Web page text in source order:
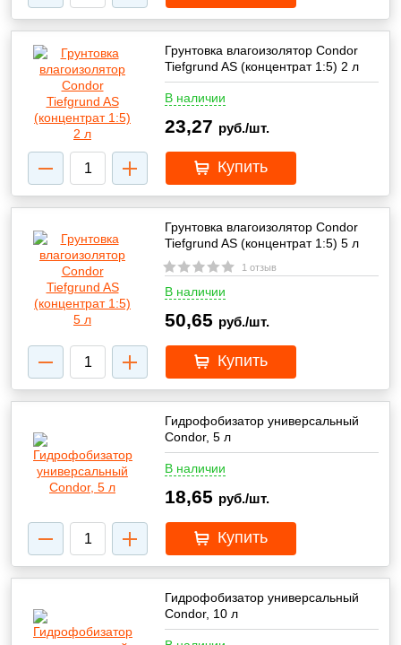
Грунтовка влагоизолятор Condor
Tiefgrund AS (концентрат 1:5) 2 л
В наличии
23,27 руб./шт.
Купить
Грунтовка влагоизолятор Condor
Tiefgrund AS (концентрат 1:5) 5 л
1 отзыв
В наличии
50,65 руб./шт.
Купить
Гидрофобизатор универсальный
Condor, 5 л
В наличии
18,65 руб./шт.
Купить
Гидрофобизатор универсальный
Condor, 10 л